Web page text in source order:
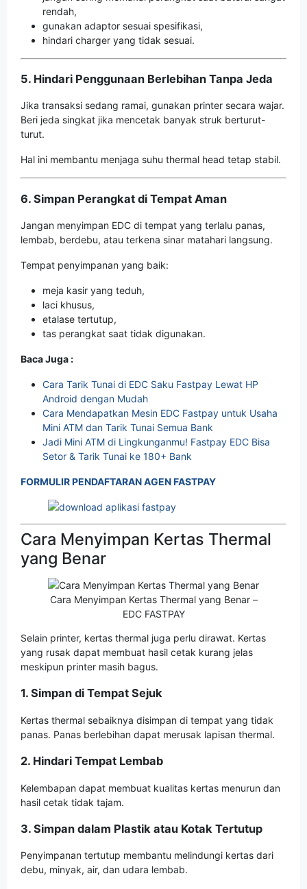
rendah,
gunakan adaptor sesuai spesifikasi,
hindari charger yang tidak sesuai.
5. Hindari Penggunaan Berlebihan Tanpa Jeda
Jika transaksi sedang ramai, gunakan printer secara wajar.
Beri jeda singkat jika mencetak banyak struk berturut-
turut.
Hal ini membantu menjaga suhu thermal head tetap stabil.
6. Simpan Perangkat di Tempat Aman
Jangan menyimpan EDC di tempat yang terlalu panas,
lembab, berdebu, atau terkena sinar matahari langsung.
Tempat penyimpanan yang baik:
meja kasir yang teduh,
laci khusus,
etalase tertutup,
tas perangkat saat tidak digunakan.
Baca Juga :
Cara Tarik Tunai di EDC Saku Fastpay Lewat HP
Android dengan Mudah
Cara Mendapatkan Mesin EDC Fastpay untuk Usaha
Mini ATM dan Tarik Tunai Semua Bank
Jadi Mini ATM di Lingkunganmu! Fastpay EDC Bisa
Setor & Tarik Tunai ke 180+ Bank
FORMULIR PENDAFTARAN AGEN FASTPAY
Cara Menyimpan Kertas Thermal
yang Benar
Cara Menyimpan Kertas Thermal yang Benar –
EDC FASTPAY
Selain printer, kertas thermal juga perlu dirawat. Kertas
yang rusak dapat membuat hasil cetak kurang jelas
meskipun printer masih bagus.
1. Simpan di Tempat Sejuk
Kertas thermal sebaiknya disimpan di tempat yang tidak
panas. Panas berlebihan dapat merusak lapisan thermal.
2. Hindari Tempat Lembab
Kelembapan dapat membuat kualitas kertas menurun dan
hasil cetak tidak tajam.
3. Simpan dalam Plastik atau Kotak Tertutup
Penyimpanan tertutup membantu melindungi kertas dari
debu, minyak, air, dan udara lembab.